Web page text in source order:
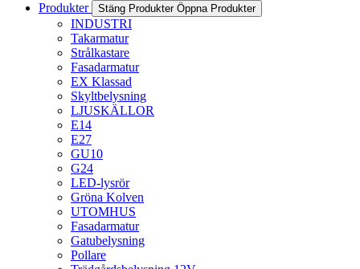
Produkter Stäng Produkter Öppna Produkter
INDUSTRI
Takarmatur
Strålkastare
Fasadarmatur
EX Klassad
Skyltbelysning
LJUSKÄLLOR
E14
E27
GU10
G24
LED-lysrör
Gröna Kolven
UTOMHUS
Fasadarmatur
Gatubelysning
Pollare